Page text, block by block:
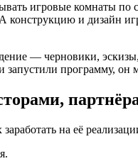
игровые комнаты
и дизайн
— черновики,
программу, он
на её